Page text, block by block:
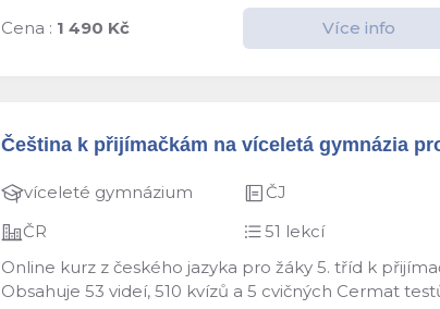
Cena : 1 490 Kč Více info
Čeština k přijímačkám na víceletá gymnázia
víceleté gymnázium ČJ
ČR
51 lekcí
Online kurz z českého jazyka pro žáky 5. tříd k
Obsahuje 53 videí, 510 kvízů a 5 cvičných Cermat